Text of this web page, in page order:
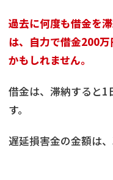
過去に何度も借金を
は、自力で借金200
かもしれません。
借金は、滞納すると1
す。
遅延損害金の金額は